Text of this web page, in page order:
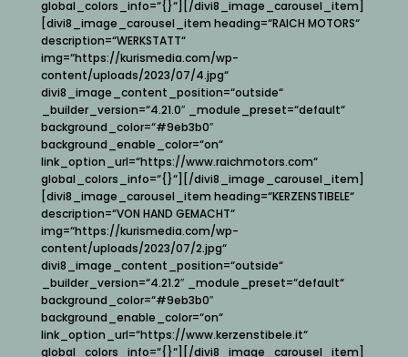
global_colors_info=“{}“][/divi8_image_carousel_item]
[divi8_image_carousel_item heading=“RAICH MOTORS“
description=“WERKSTATT“
img=“https://kurismedia.com/wp-
content/uploads/2023/07/4.jpg“
divi8_image_content_position=“outside“
_builder_version=“4.21.0″ _module_preset=“default“
background_color=“#9eb3b0″
background_enable_color=“on“
link_option_url=“https://www.raichmotors.com“
global_colors_info=“{}“][/divi8_image_carousel_item]
[divi8_image_carousel_item heading=“KERZENSTIBELE“
description=“VON HAND GEMACHT“
img=“https://kurismedia.com/wp-
content/uploads/2023/07/2.jpg“
divi8_image_content_position=“outside“
_builder_version=“4.21.2″ _module_preset=“default“
background_color=“#9eb3b0″
background_enable_color=“on“
link_option_url=“https://www.kerzenstibele.it“
global_colors_info=“{}“][/divi8_image_carousel_item]